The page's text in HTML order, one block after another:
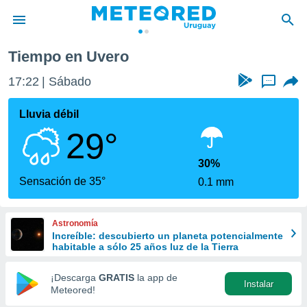
de
ha
para
que se
calidad.
a este
las
y
forma
digital
basada
Tiempo en Uvero
17:22 Sábado ...
Lluvia débil
29°
Sensación de 35°
30%
0.1 mm
Astronomía
Increíble: descubierto un planeta potencialmente
habitable a sólo 25 años luz de la Tierra
¡Descarga GRATIS la app de
Meteored!
Instalar